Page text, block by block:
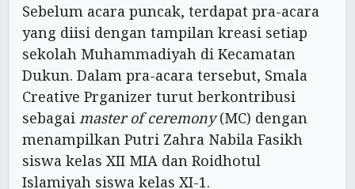
Sebelum acara puncak, terdapat pra-acara
yang diisi dengan tampilan kreasi setiap
sekolah Muhammadiyah di Kecamatan
Dukun. Dalam pra-acara tersebut, Smala
Creative Prganizer turut berkontribusi
sebagai master of ceremony(MC) dengan
menampilkan Putri Zahra Nabila Fasikh
siswa kelas XII MIA dan Roidhotul
Islamiyah siswa kelas XI-1.